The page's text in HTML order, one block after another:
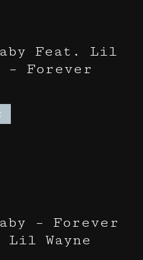
Feat. Lil
– Forever
– Forever
Wayne